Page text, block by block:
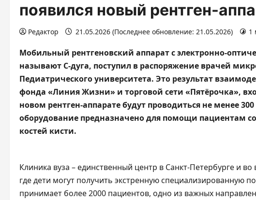
появился новый рентген-
Редактор 21.05.2026 (Последнее обновление: 21.05.2026) 1
Мобильный рентгеновский аппарат с
называют C-дуга, поступил в распоряжение врачей
Педиатрического университета. Это результат
фонда «Линия Жизни» и торговой сети «Пятёрочка»,
новом рентген-аппарате будут проводиться не менее
оборудование предназначено для помощи пациентам
костей кисти.
Клиника вуза – единственный центр в Санкт-Петербурге и
где дети могут получить экстренную специализированную
принимает более 2000 пациентов, одно из важных